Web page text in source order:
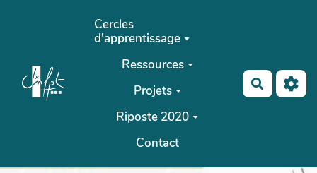
Aller au contenu principal
Cercles
d'apprentissage
Ressources
Projets
Riposte 2020
Contact